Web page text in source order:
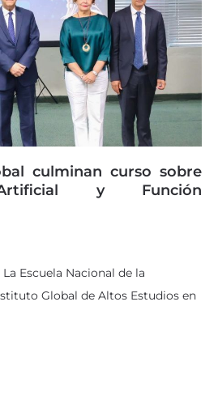
culminan curso sobre
y Función
Escuela Nacional de la
Global de Altos Estudios en